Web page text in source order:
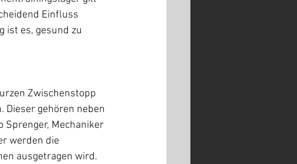
Einfluss
ist es, gesund zu
Zwischenstopp
Dieser gehören neben
Sprenger, Mechaniker
werden die
ausgetragen wird.